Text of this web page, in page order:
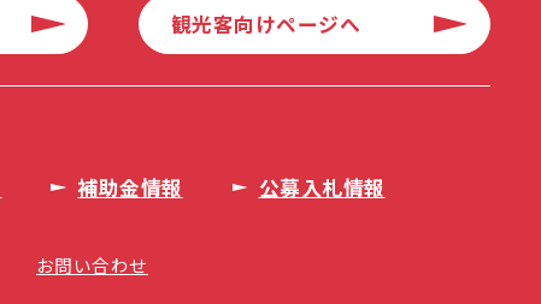
観光客向けページへ
補助金情報 公募入札情報
お問い合わせ